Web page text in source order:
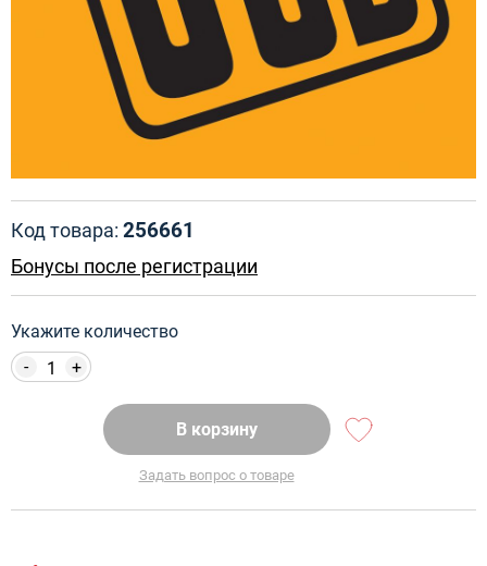
Код товара: 256661
Бонусы после регистрации
Укажите количество
+
-
В корзину
Задать вопрос о товаре